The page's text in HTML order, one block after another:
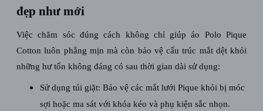
đẹp như mới
Việc chăm sóc đúng cách không chỉ giúp áo Polo Pique
Cotton luôn phẳng mịn mà còn bảo vệ cấu trúc mắt dệt khỏi
những hư tổn không đáng có sau thời gian dài sử dụng:
Sử dụng túi giặt: Bảo vệ các mắt lưới Pique khỏi bị móc
sợi hoặc ma sát với khóa kéo và phụ kiện sắc nhọn.